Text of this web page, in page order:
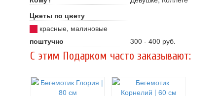
Цветы по цвету
красные, малиновые
поштучно
300 - 400 руб.
C этим Подарком часто заказывают: